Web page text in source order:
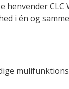
CLC
i én og